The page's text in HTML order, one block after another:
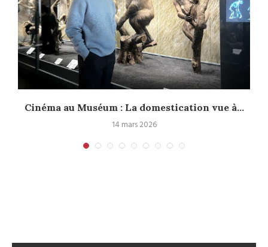
Cinéma au Muséum : La domestication vue à...
14 mars 2026